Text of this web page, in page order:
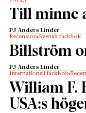
Till minne
PJ Anders Linder
Recension Svensk fackbok
Billström
PJ Anders Linder
Internationell fackbok
William F.
USA:s